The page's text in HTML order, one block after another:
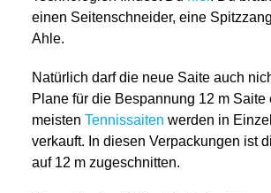
einen Seitenschneider, eine
Ahle.
Natürlich darf die neue Saite auch
Plane für die Bespannung 12 m Saite
meisten Tennissaiten werden in
verkauft. In diesen Verpackungen ist
auf 12 m zugeschnitten.